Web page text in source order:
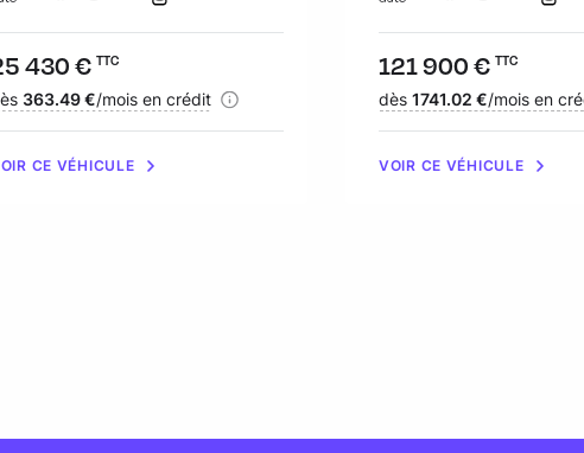
:
430 € TTC
:
363.49 €/mois en crédit
CE VÉHICULE
Prix :
121 900 € TTC
Financement :
dès 1741.02 €/mois en
VOIR CE VÉHICULE